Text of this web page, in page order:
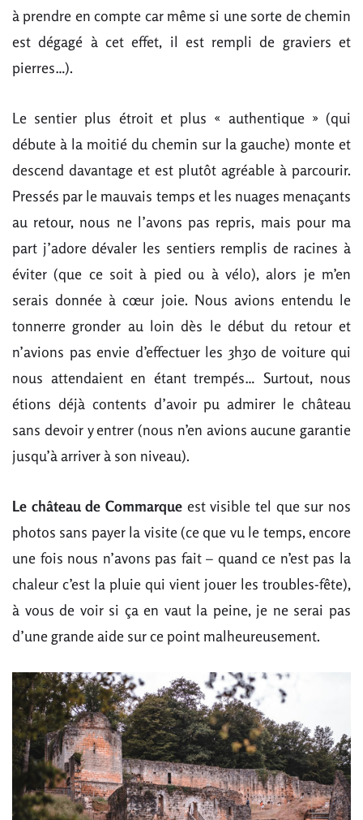
à prendre en compte car même si une sorte de chemin
est dégagé à cet effet, il est rempli de graviers et
pierres…).
Le sentier plus étroit et plus « authentique » (qui
débute à la moitié du chemin sur la gauche) monte et
descend davantage et est plutôt agréable à parcourir.
Pressés par le mauvais temps et les nuages menaçants
au retour, nous ne l’avons pas repris, mais pour ma
part j’adore dévaler les sentiers remplis de racines à
éviter (que ce soit à pied ou à vélo), alors je m’en
serais donnée à cœur joie. Nous avions entendu le
tonnerre gronder au loin dès le début du retour et
n’avions pas envie d’effectuer les 3h30 de voiture qui
nous attendaient en étant trempés… Surtout, nous
étions déjà contents d’avoir pu admirer le château
sans devoir y entrer (nous n’en avions aucune garantie
jusqu’à arriver à son niveau).
Le château de Commarque est visible tel que sur nos
photos sans payer la visite (ce que vu le temps, encore
une fois nous n’avons pas fait – quand ce n’est pas la
chaleur c’est la pluie qui vient jouer les troubles-fête),
à vous de voir si ça en vaut la peine, je ne serai pas
d’une grande aide sur ce point malheureusement.